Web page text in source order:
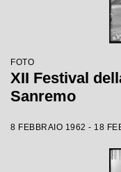
FOTO
XII Festival
Sanremo
8 FEBBRAIO 1962 - 18